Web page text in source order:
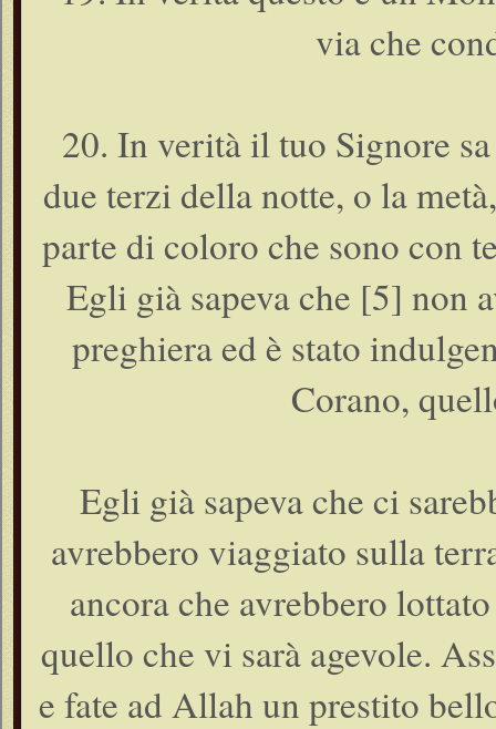
via che
20. In verità il tuo Signore
due terzi della notte, o la
parte di coloro che sono con
Egli già sapeva che [5] non
preghiera ed è stato
Corano,
Egli già sapeva che ci
avrebbero viaggiato sulla
ancora che avrebbero
quello che vi sarà agevole.
e fate ad Allah un prestito